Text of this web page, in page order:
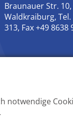
Braunauer Str. 10,
Waldkraiburg, Tel.
313, Fax +49 8638
notwendige